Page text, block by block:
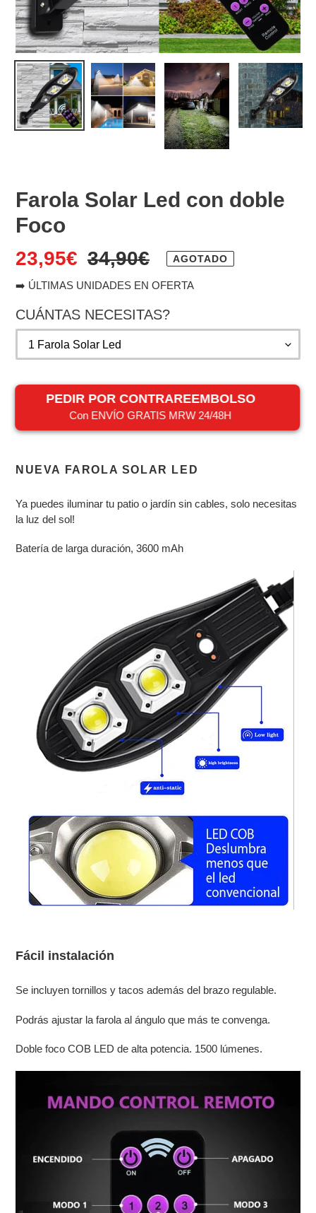
Farola Solar Led con doble
Foco
Precio
de
venta
23,95€ Precio
habitual
34,90€ AGOTADO
➡️ ÚLTIMAS UNIDADES EN OFERTA
CUÁNTAS NECESITAS?
PEDIR POR CONTRAREEMBOLSO
Con ENVÍO GRATIS MRW 24/48H
el
tu
carrito
NUEVA FAROLA SOLAR LED
Ya puedes iluminar tu patio o jardín sin cables, solo necesitas
la luz del sol!
Batería de larga duración, 3600 mAh
Fácil instalación
Se incluyen tornillos y tacos además del brazo regulable.
Podrás ajustar la farola al ángulo que más te convenga.
Doble foco COB LED de alta potencia. 1500 lúmenes.